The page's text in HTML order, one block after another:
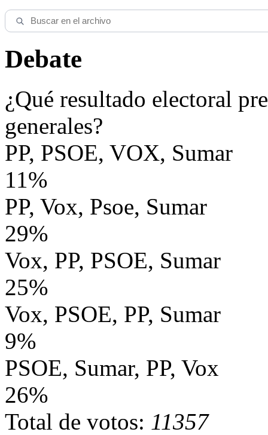
Debate
¿Qué resultado electoral
generales?
PP, PSOE, VOX, Sumar
11%
PP, Vox, Psoe, Sumar
29%
Vox, PP, PSOE, Sumar
25%
Vox, PSOE, PP, Sumar
9%
PSOE, Sumar, PP, Vox
26%
Total de votos: 11357